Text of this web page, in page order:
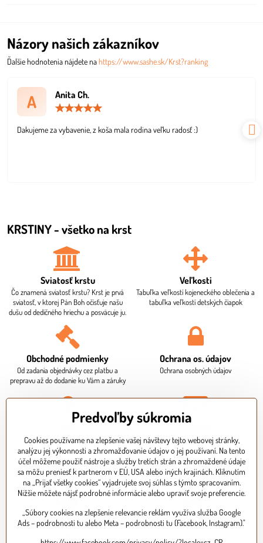
Názory našich zákazníkov
Ďalšie hodnotenia nájdete nahttps://www.sashe.sk/Krst?ranking
A Anita Ch.
5
Dakujeme za vybavenie, z koša mala rodina veľku radosť :)
KRSTINY - všetko na krst
Sviatosť krstu
Čo znamená sviatosť krstu? Krst je prvá
sviatosť, v ktorej Pán Boh očisťuje našu
dušu od dedičného hriechu a posväcuje ju.
Veľkosti
Tabuľka veľkostí kojeneckého oblečenia a
tabuľka veľkostí detských čiapok
Obchodné podmienky
Od zadania objednávky cez platbu a
prepravu až do dodanie ku Vám a záruky
Ochrana os​. údajov
Ochrana osobných údajov
FAQ
Čo je potrebné ku krstu? Aká je dodacia
doba? Ako mi bude doručený balík? Ako
zaplatím za objednávku?
Kontakt
Sídlo firmy, fakturačné údaje. Osobný
odber je potrebné dohodnúť vopred
telefonicky.
Expresné doručenie Bezpečná platba kartou
Predvoľby súkromia
Cookies používame na zlepšenie vašej návštevy tejto webovej stránky,
analýzu jej výkonnosti a zhromažďovanie údajov o jej používaní. Na tento
účel môžeme použiť nástroje a služby tretích strán a zhromaždené údaje
sa môžu preniesť k partnerom v EÚ, USA alebo iných krajinách. Kliknutím
na „Prijať všetky cookies“ vyjadrujete svoj súhlas s týmto spracovaním.
Nižšie môžete nájsť podrobné informácie alebo upraviť svoje preferencie.
„Súbory cookies na zlepšenie relevancie reklám využíva služba Google
Ads – podrobnosti tu alebo Meta – podrobnosti tu (Facebook, Instagram)."